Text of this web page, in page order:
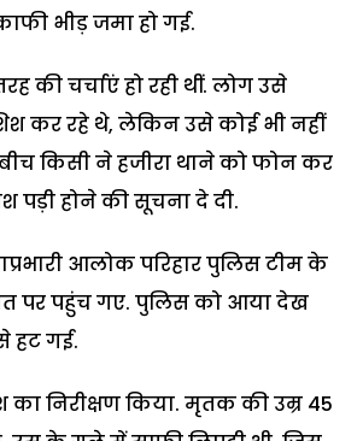
भीड़ जमा हो गई.
की चर्चाएं हो रही थीं. लोग उसे
कर रहे थे, लेकिन उसे कोई भी नहीं
किसी ने हजीरा थाने को फोन कर
पड़ी होने की सूचना दे दी.
आलोक परिहार पुलिस टीम के
पर पहुंच गए. पुलिस को आया देख
हट गई.
का निरीक्षण किया. मृतक की उम्र 45